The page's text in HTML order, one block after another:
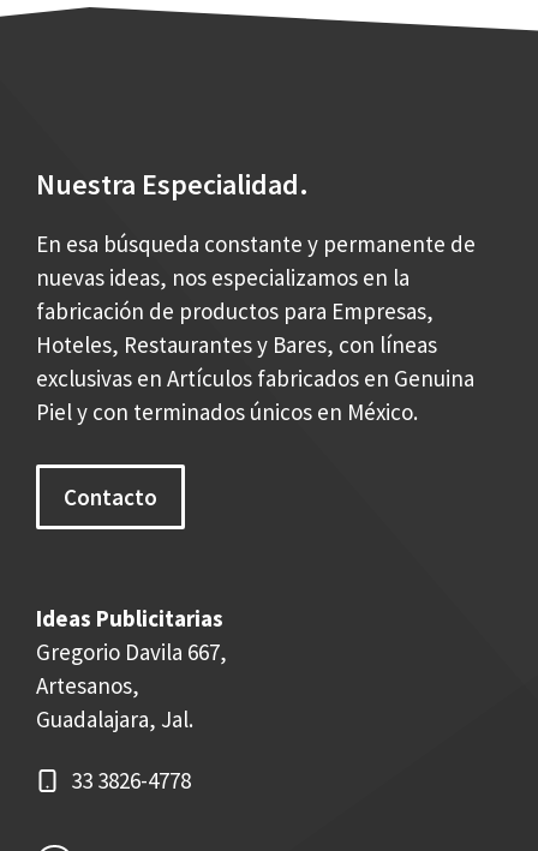
Nuestra Especialidad.
En esa búsqueda constante y permanente de
nuevas ideas, nos especializamos en la
fabricación de productos para Empresas,
Hoteles, Restaurantes y Bares, con líneas
exclusivas en Artículos fabricados en Genuina
Piel y con terminados únicos en México.
Contacto
Ideas Publicitarias
Gregorio Davila 667,
Artesanos,
Guadalajara, Jal.
33 3826-4778